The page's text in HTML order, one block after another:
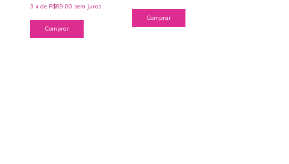
3 x de R$69,00 sem juros